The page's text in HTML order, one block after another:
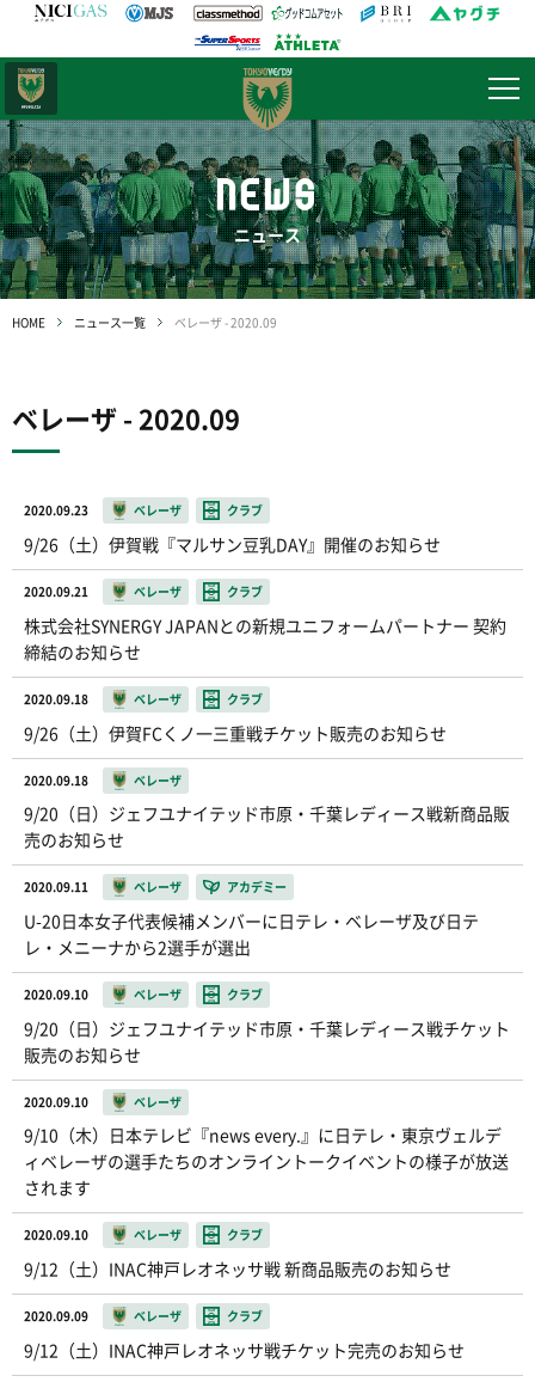
NEWS
ニュース
HOME ニュース一覧 ベレーザ - 2020.09
ベレーザ - 2020.09
2020.09.23 ベレーザ クラブ
9/26（土）伊賀戦『マルサン豆乳DAY』開催のお知らせ
2020.09.21 ベレーザ クラブ
株式会社SYNERGY JAPANとの新規ユニフォームパートナー 契約
締結のお知らせ
2020.09.18 ベレーザ クラブ
9/26（土）伊賀FCくノ一三重戦チケット販売のお知らせ
2020.09.18 ベレーザ
9/20（日）ジェフユナイテッド市原・千葉レディース戦新商品販
売のお知らせ
2020.09.11 ベレーザ アカデミー
U-20日本女子代表候補メンバーに日テレ・ベレーザ及び日テ
レ・メニーナから2選手が選出
2020.09.10 ベレーザ クラブ
9/20（日）ジェフユナイテッド市原・千葉レディース戦チケット
販売のお知らせ
2020.09.10 ベレーザ
9/10（木）日本テレビ『news every.』に日テレ・東京ヴェルデ
ィベレーザの選手たちのオンライントークイベントの様子が放送
されます
2020.09.10 ベレーザ クラブ
9/12（土）INAC神戸レオネッサ戦 新商品販売のお知らせ
2020.09.09 ベレーザ クラブ
9/12（土）INAC神戸レオネッサ戦チケット完売のお知らせ